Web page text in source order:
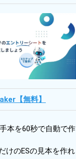
【無料】
本を60秒で自動で作
けのESの見本を作れ